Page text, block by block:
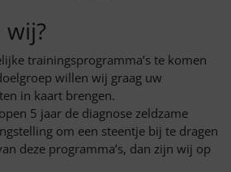
trainingsprogramma’s te komen
willen wij graag uw
in kaart brengen.
5 jaar de diagnose zeldzame
om een steentje bij te dragen
deze programma’s, dan zijn wij op